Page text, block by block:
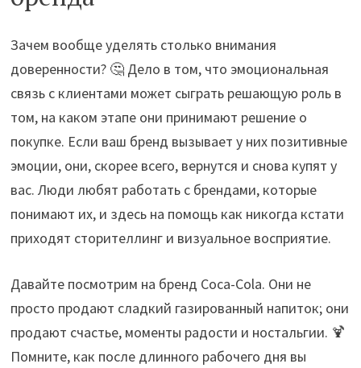
Зачем вообще уделять столько внимания
доверенности? 🤔 Дело в том, что эмоциональная
связь с клиентами может сыграть решающую роль в
том, на каком этапе они принимают решение о
покупке. Если ваш бренд вызывает у них позитивные
эмоции, они, скорее всего, вернутся и снова купят у
вас. Люди любят работать с брендами, которые
понимают их, и здесь на помощь как никогда кстати
приходят сторителлинг и визуальное восприятие.
Давайте посмотрим на бренд Coca-Cola. Они не
просто продают сладкий газированный напиток; они
продают счастье, моменты радости и ностальгии. 🍹
Помните, как после длинного рабочего дня вы